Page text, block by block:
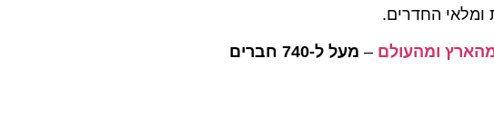
החדרים.
–מעל ל-740 חברים